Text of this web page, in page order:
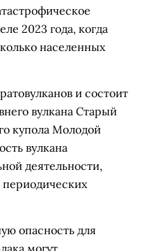
2023 года, когда
населенных
и состоит
вулкана Старый
купола Молодой
вулкана
деятельности,
периодических
опасность для
могут